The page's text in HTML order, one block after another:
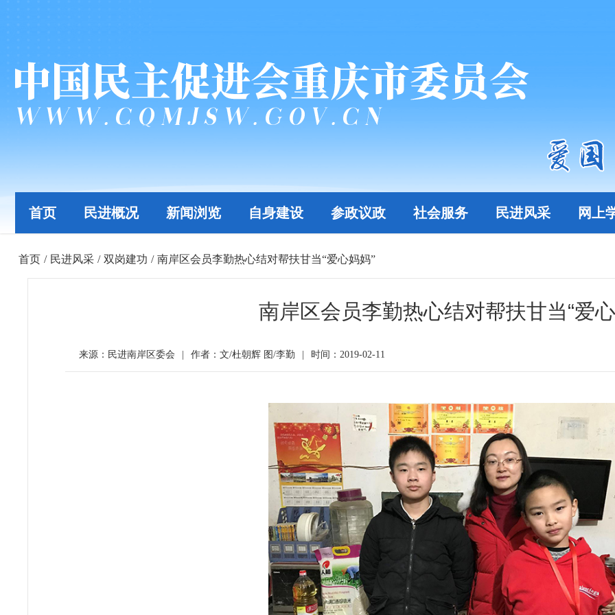
首页 民进概况 新闻浏览 自身建设 参政议政 社会服务 民进风采 网上
首页 / 民进风采 / 双岗建功 / 南岸区会员李勤热心结对帮扶甘当“爱心妈妈”
南岸区会员李勤热心结对帮扶甘当“爱
来源：民进南岸区委会 作者：文/杜朝辉 图/李勤 时间：2019-02-11